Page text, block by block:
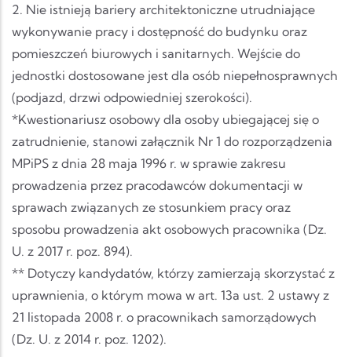
2. Nie istnieją bariery architektoniczne utrudniające
wykonywanie pracy i dostępność do budynku oraz
pomieszczeń biurowych i sanitarnych. Wejście do
jednostki dostosowane jest dla osób niepełnosprawnych
(podjazd, drzwi odpowiedniej szerokości).
*Kwestionariusz osobowy dla osoby ubiegającej się o
zatrudnienie, stanowi załącznik Nr 1 do rozporządzenia
MPiPS z dnia 28 maja 1996 r. w sprawie zakresu
prowadzenia przez pracodawców dokumentacji w
sprawach związanych ze stosunkiem pracy oraz
sposobu prowadzenia akt osobowych pracownika (Dz.
U. z 2017 r. poz. 894).
** Dotyczy kandydatów, którzy zamierzają skorzystać z
uprawnienia, o którym mowa w art. 13a ust. 2 ustawy z
21 listopada 2008 r. o pracownikach samorządowych
(Dz. U. z 2014 r. poz. 1202).